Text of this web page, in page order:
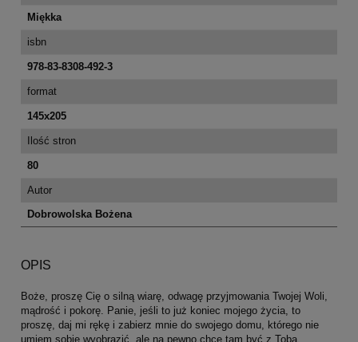
Miękka
isbn
978-83-8308-492-3
format
145x205
Ilość stron
80
Autor
Dobrowolska Bożena
OPIS
Boże, proszę Cię o silną wiarę, odwagę przyjmowania Twojej Woli,
mądrość i pokorę. Panie, jeśli to już koniec mojego życia, to
proszę, daj mi rękę i zabierz mnie do swojego domu, którego nie
umiem sobie wyobrazić, ale na pewno chcę tam być z Tobą.